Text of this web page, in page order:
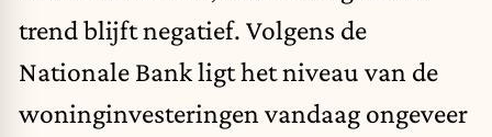
trend blijft negatief. Volgens de
Nationale Bank ligt het niveau van de
woninginvesteringen vandaag ongeveer